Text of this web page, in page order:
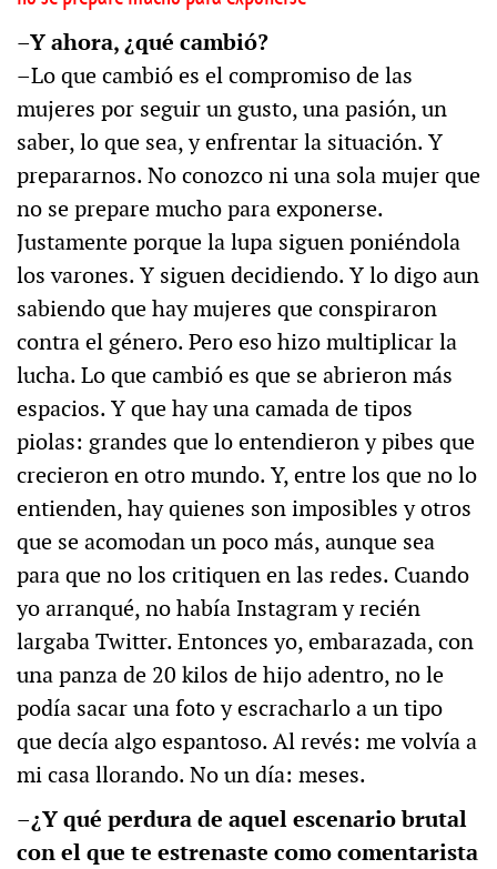
–Y ahora, ¿qué cambió?
–Lo que cambió es el compromiso de las
mujeres por seguir un gusto, una pasión, un
saber, lo que sea, y enfrentar la situación. Y
prepararnos. No conozco ni una sola mujer que
no se prepare mucho para exponerse.
Justamente porque la lupa siguen poniéndola
los varones. Y siguen decidiendo. Y lo digo aun
sabiendo que hay mujeres que conspiraron
contra el género. Pero eso hizo multiplicar la
lucha. Lo que cambió es que se abrieron más
espacios. Y que hay una camada de tipos
piolas: grandes que lo entendieron y pibes que
crecieron en otro mundo. Y, entre los que no lo
entienden, hay quienes son imposibles y otros
que se acomodan un poco más, aunque sea
para que no los critiquen en las redes. Cuando
yo arranqué, no había Instagram y recién
largaba Twitter. Entonces yo, embarazada, con
una panza de 20 kilos de hijo adentro, no le
podía sacar una foto y escracharlo a un tipo
que decía algo espantoso. Al revés: me volvía a
mi casa llorando. No un día: meses.
–¿Y qué perdura de aquel escenario brutal
con el que te estrenaste como comentarista